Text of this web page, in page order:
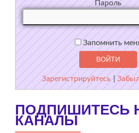
Пароль
Запомнить
Зарегистрируйтесь |
ПОДПИШИТЕСЬ
КАНАЛЫ